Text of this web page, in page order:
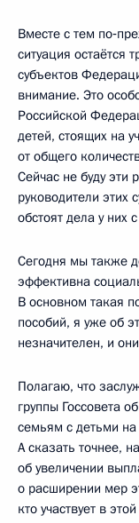
Вместе с тем
ситуация остаётся
субъектов
внимание. Это
Российской
детей, стоящих на
от общего
Сейчас не буду эти
руководители этих
обстоят дела у них
Сегодня мы также
эффективна
В основном такая
пособий, я уже об
незначителен, и
Полагаю, что
группы Госсовета
семьям с детьми на
А сказать точнее,
об увеличении
о расширении мер
кто участвует в